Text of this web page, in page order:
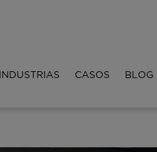
INDUSTRIAS CASOS BLOG